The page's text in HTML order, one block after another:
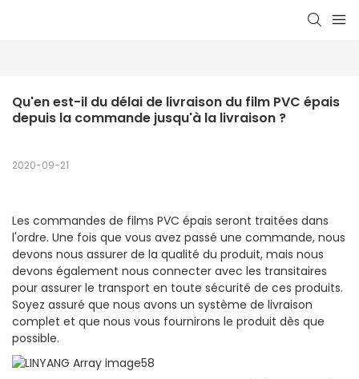
Qu'en est-il du délai de livraison du film PVC épais
depuis la commande jusqu'à la livraison ?
2020-09-21
Les commandes de films PVC épais seront traitées dans
l'ordre. Une fois que vous avez passé une commande, nous
devons nous assurer de la qualité du produit, mais nous
devons également nous connecter avec les transitaires
pour assurer le transport en toute sécurité de ces produits.
Soyez assuré que nous avons un système de livraison
complet et que nous vous fournirons le produit dès que
possible.